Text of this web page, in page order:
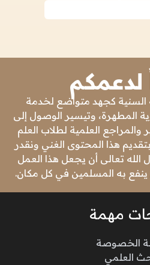
لدعمكم
السنية كجهد متواضع لخدمة
المطهرة، وتيسير الوصول إلى
والمراجع العلمية لطلاب العلم
هذا المحتوى الغني ونقدر
الله تعالى أن يجعل هذا العمل
ينفع به المسلمين في كل مكان.
مهمة
الخصوصة
العلمي